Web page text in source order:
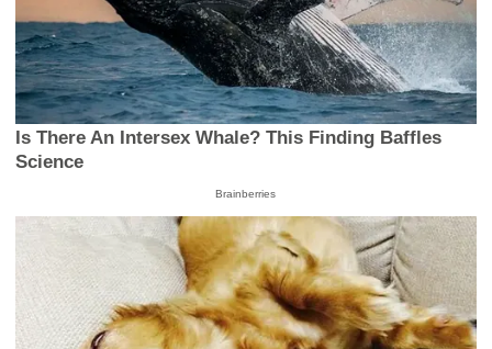
Is There An Intersex Whale? This Finding Baffles
Science
Brainberries